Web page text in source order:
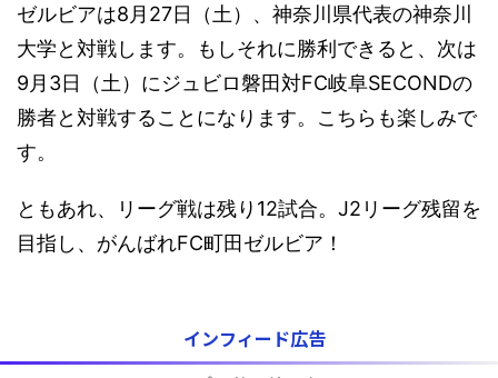
ゼルビアは8月27日（土）、神奈川県代表の神奈川
大学と対戦します。もしそれに勝利できると、次は
9月3日（土）にジュビロ磐田対FC岐阜SECONDの
勝者と対戦することになります。こちらも楽しみで
す。
ともあれ、リーグ戦は残り12試合。J2リーグ残留を
目指し、がんばれFC町田ゼルビア！
インフィード広告